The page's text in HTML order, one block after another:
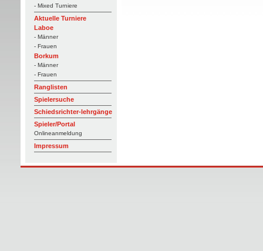
- Mixed Turniere
Aktuelle Turniere
Laboe
- Männer
- Frauen
Borkum
- Männer
- Frauen
Ranglisten
Spielersuche
Schiedsrichter-lehrgänge
Spieler/Portal
Onlineanmeldung
Impressum